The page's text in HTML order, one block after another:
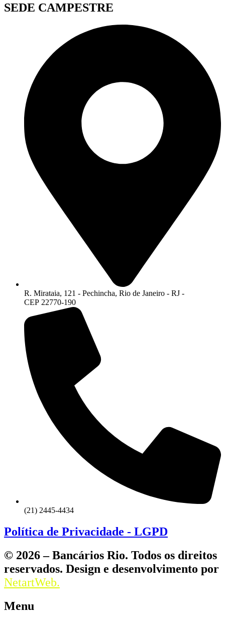
SEDE CAMPESTRE
R. Mirataia, 121 - Pechincha, Rio de Janeiro - RJ -
CEP 22770-190
(21) 2445-4434
Política de Privacidade - LGPD
© 2026 – Bancários Rio. Todos os direitos
reservados. Design e desenvolvimento por
NetartWeb.
Menu